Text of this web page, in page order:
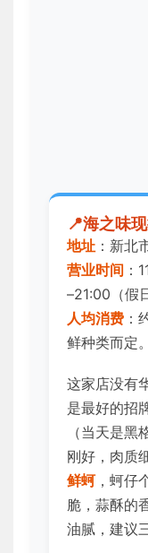
海之味
地址 ：新北
营业时间 ：
–21:00（假
人均消费 ：
鲜种类而定。
这家店没有
是最好的招
（当天是
刚好，肉质
鲜蚵，蚵仔
脆，蒜酥的
油腻，建议